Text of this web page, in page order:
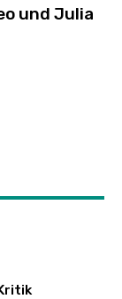
und Julia